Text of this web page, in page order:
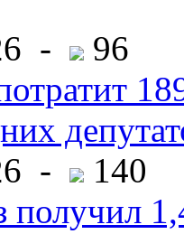
-
96
-
140
получил